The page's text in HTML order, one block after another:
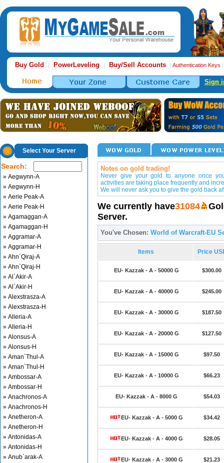
Buy Gold | PowerLeveling | Buy/Sell Accounts | Authentication Keys
Sign
Select Your Server
Search:
» Aegwynn-A
» Aegwynn-H
» Aerie Peak-A
» Aerie Peak-H
» Agamaggan-A
» Agamaggan-H
» Aggramar-A
» Aggramar-H
» Ahn`Qiraj-A
» Ahn`Qiraj-H
» Al`Akir-A
» Al`Akir-H
» Alexstrasza-A
» Alexstrasza-H
» Alleria-A
» Alleria-H
» Alonsus-A
» Alonsus-H
» Aman`Thul-A
» Aman`Thul-H
» Ambossar-A
» Ambossar-H
» Anachronos-A
» Anachronos-H
» Anetheron-A
» Anetheron-H
» Antonidas-A
» Antonidas-H
» Anub`arak-A
Notes on gold trading!
Never give your gold to anyone once
activities are taking place frequently and
We will never ask you to give the gold back
We currently have31084
Server.
You've Chosen: World of Warcraft-EU
Items Price
EU- Kazzak - A - 50000 G $300.00
EU- Kazzak - A - 40000 G $245.00
EU- Kazzak - A - 30000 G $187.50
EU- Kazzak - A - 20000 G $127.50
EU- Kazzak - A - 15000 G $97.50
EU- Kazzak - A - 10000 G $66.23
EU- Kazzak - A - 8000 G $54.03
EU- Kazzak - A - 5000 G $34.42
EU- Kazzak - A - 4000 G $28.05
EU- Kazzak - A - 3000 G $21.23